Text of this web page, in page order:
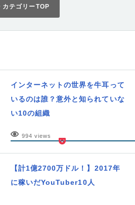
カテゴリーTOP
インターネットの世界を牛耳って
いるのは誰？意外と知られていな
い10の組織
994 views
【計1億2700万ドル！】2017年
に稼いだYouTuber10人